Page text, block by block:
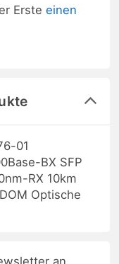
Ersteeinen
01
BX SFP
RX 10km
Optische